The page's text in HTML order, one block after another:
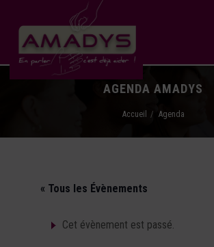
AGENDA AMADYS
Accueil Agenda
« Tous les Évènements
Cet évènement est passé.